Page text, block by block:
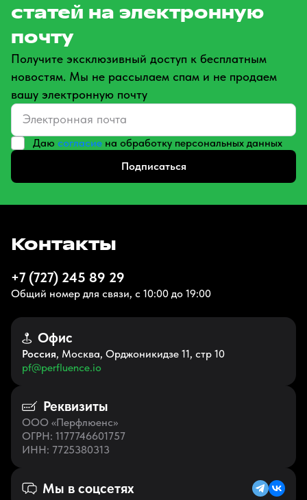
статей на электронную
почту
Получите эксклюзивный доступ к бесплатным
новостям. Мы не рассылаем спам и не продаем
вашу электронную почту
Даю согласие на обработку персональных данных
Подписаться
Контакты
+7 (727) 245 89 29
Общий номер для связи, с 10:00 до 19:00
Офис
Россия, Москва, Орджоникидзе 11, стр 10
pf@perfluence.io
Реквизиты
ООО «Перфлюенс»
ОГРН: 1177746601757
ИНН: 7725380313
Мы в соцсетях